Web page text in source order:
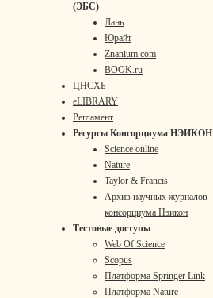
(ЭБС)
Лань
Юрайт
Znanium.com
BOOK.ru
ЦНСХБ
eLIBRARY
Регламент
Ресурсы Консорциума НЭИКОН
Science online
Nature
Taylor & Francis
Архив научных журналов
консорциума Нэикон
Тестовые доступы
Web Of Science
Scopus
Платформа Springer Link
Платформа Nature